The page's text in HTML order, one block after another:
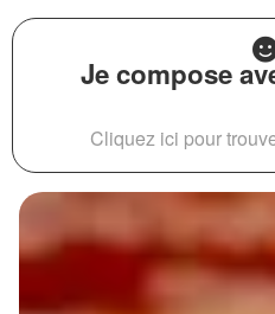
Je compose
Cliquez ici pour